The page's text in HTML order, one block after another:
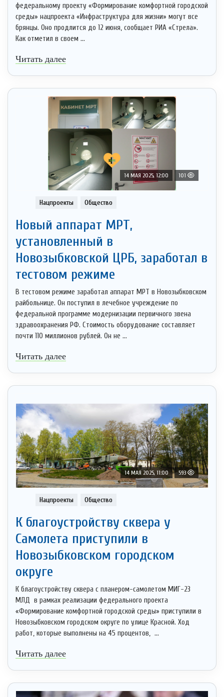
федеральному проекту «Формирование комфортной городской
среды» нацпроекта «Инфраструктура для жизни» могут все
брянцы. Оно продлится до 12 июня, сообщает РИА «Стрела».
Как отметил в своем ...
Читать далее
14 МАЯ 2025, 12:00 101
Нацпроекты Общество
Новый аппарат МРТ,
установленный в
Новозыбковской ЦРБ, заработал в
тестовом режиме
В тестовом режиме заработал аппарат МРТ в Новозыбковском
райбольнице. Он поступил в лечебное учреждение по
федеральной программе модернизации первичного звена
здравоохранения РФ. Стоимость оборудование составляет
почти 110 миллионов рублей. Он не ...
Читать далее
14 МАЯ 2025, 11:00 593
Нацпроекты Общество
К благоустройству сквера у
Самолета приступили в
Новозыбковском городском
округе
К благоустройству сквера с планером-самолетом МИГ-23
МЛД в рамках реализации федерального проекта
«Формирование комфортной городской среды» приступили в
Новозыбковском городском округе по улице Красной. Ход
работ, которые выполнены на 45 процентов, ...
Читать далее